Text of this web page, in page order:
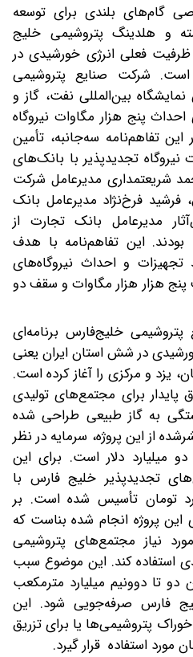
بلندی برای توسعه
و هلدینگ پتروشیمی خلیج
ظرفیت فعلی انرژی خورشیدی در
شرکت صنایع پتروشیمی
بین‌المللی نفت، گاز و
پنج هزار مگاوات نیروگاه
تفاهم‌نامه سه‌جانبه، تأمین
تجدیدپذیر با بانک‌های
شریعتمداری مدیرعامل شرکت
فرخ‌نژاد مدیرعامل بانک
مدیرعامل بانک تجارت از
بودند. این تفاهم‌نامه با هدف
و احداث نیروگاه‌های
هزار هزار مگاوات و سقف دو
خلیج‌فارس برنامه‌ای
در شش استان ایران یعنی
یزد و مرکزی را آغاز کرده است.
پایدار برای مجتمع‌های تولیدی
به گاز طبیعی طراحی شده
از این پروژه، سرمایه در نظر
میلیارد دلار است. برای این
تجدیدپذیر خلیج فارس با
تومان تأسیس شده است. بر
پروژه انجام شده بناست که
نیاز مجتمع‌های پتروشیمی
استفاده کند. این موضوع سبب
تا دوونیم میلیارد مترمکعب
فارس صرفه‌جویی شود. این
پتروشیمی‌ها یا برای تزریق
مورد استفاده قرار گیرد.